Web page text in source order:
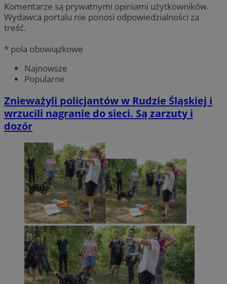
Komentarze są prywatnymi opiniami użytkowników.
Wydawca portalu nie ponosi odpowiedzialności za
treść.
* pola obowiązkowe
Najnowsze
Popularne
Znieważyli policjantów w Rudzie Śląskiej i
wrzucili nagranie do sieci. Są zarzuty i
dozór